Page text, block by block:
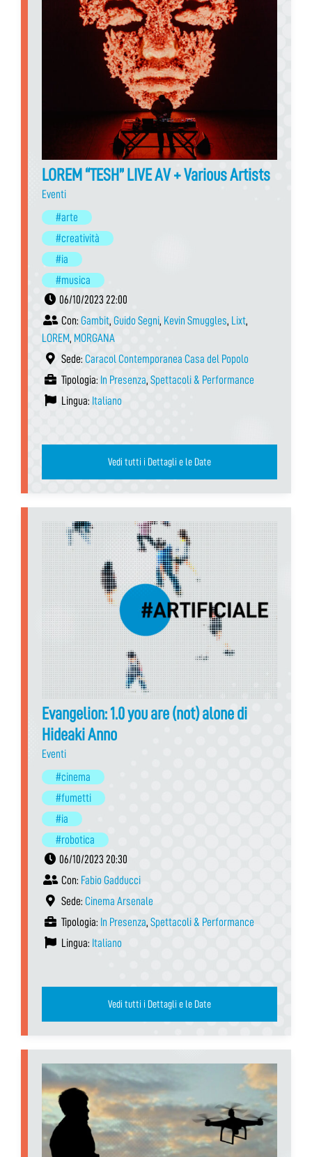
LOREM “TESH” LIVE AV + Various Artists
Eventi
#arte
#creatività
#ia
#musica
06/10/2023 22:00
Con: Gambit, Guido Segni, Kevin Smuggles, Lixt,
LOREM, MORGANA
Sede: Caracol Contemporanea Casa del Popolo
Tipologia: In Presenza, Spettacoli & Performance
Lingua: Italiano
Vedi tutti i Dettagli e le Date
Evangelion: 1.0 you are (not) alone di
Hideaki Anno
Eventi
#cinema
#fumetti
#ia
#robotica
06/10/2023 20:30
Con: Fabio Gadducci
Sede: Cinema Arsenale
Tipologia: In Presenza, Spettacoli & Performance
Lingua: Italiano
Vedi tutti i Dettagli e le Date